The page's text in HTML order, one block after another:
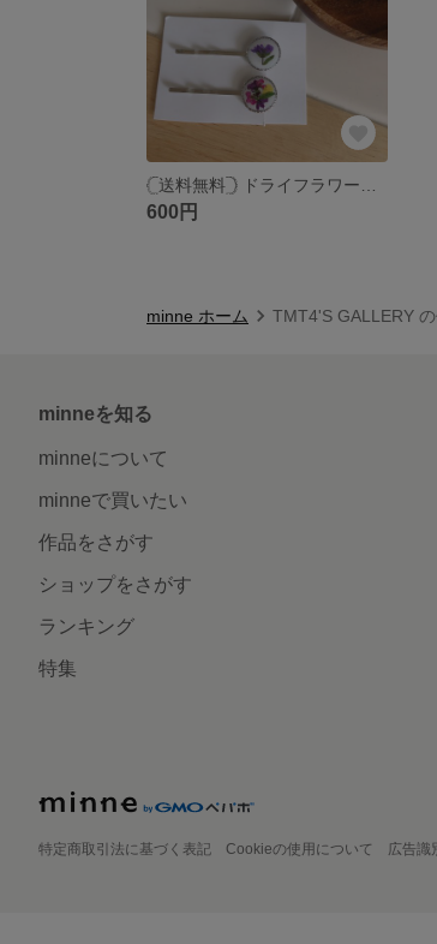
600円
minne ホーム TMT4'S GALLERY
minneを知る
minneについて
minneで買いたい
作品をさがす
ショップをさがす
ランキング
特集
特定商取引法に基づく表記 Cookieの使用について 広告識